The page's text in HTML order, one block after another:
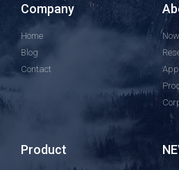
Company
Home
Blog
Contact
Product